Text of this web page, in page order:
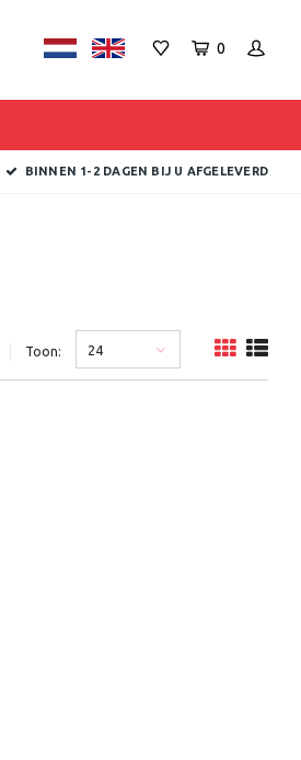
0
BINNEN 1-2 DAGEN BIJ U AFGELEVERD
Toon: 24